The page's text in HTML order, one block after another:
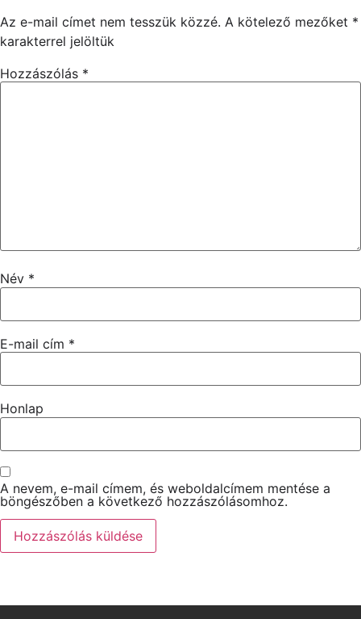
Az e-mail címet nem tesszük közzé. A kötelező mezőket *
karakterrel jelöltük
Hozzászólás *
Név *
E-mail cím *
Honlap
A nevem, e-mail címem, és weboldalcímem mentése a
böngészőben a következő hozzászólásomhoz.